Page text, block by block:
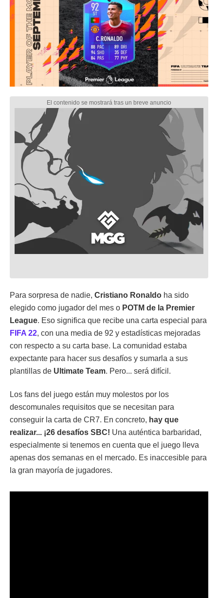
Para sorpresa de nadie, Cristiano Ronaldo ha sido
elegido como jugador del mes o POTM de la Premier
League. Eso significa que recibe una carta especial para
FIFA 22, con una media de 92 y estadísticas mejoradas
con respecto a su carta base. La comunidad estaba
expectante para hacer sus desafíos y sumarla a sus
plantillas de Ultimate Team. Pero... será difícil.
Los fans del juego están muy molestos por los
descomunales requisitos que se necesitan para
conseguir la carta de CR7. En concreto, hay que
realizar... ¡26 desafíos SBC! Una auténtica barbaridad,
especialmente si tenemos en cuenta que el juego lleva
apenas dos semanas en el mercado. Es inaccesible para
la gran mayoría de jugadores.